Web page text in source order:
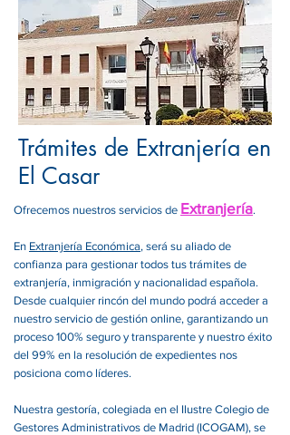
Trámites de Extranjería en
El Casar
Ofrecemos nuestros servicios de Extranjería.
En Extranjería Económica, será su aliado de
confianza para gestionar todos tus trámites de
extranjería, inmigración y nacionalidad española.
Desde cualquier rincón del mundo podrá acceder a
nuestro servicio de gestión online, garantizando un
proceso 100% seguro y transparente y nuestro éxito
del 99% en la resolución de expedientes nos
posiciona como líderes.
Nuestra gestoría, colegiada en el Ilustre Colegio de
Gestores Administrativos de Madrid (ICOGAM), se